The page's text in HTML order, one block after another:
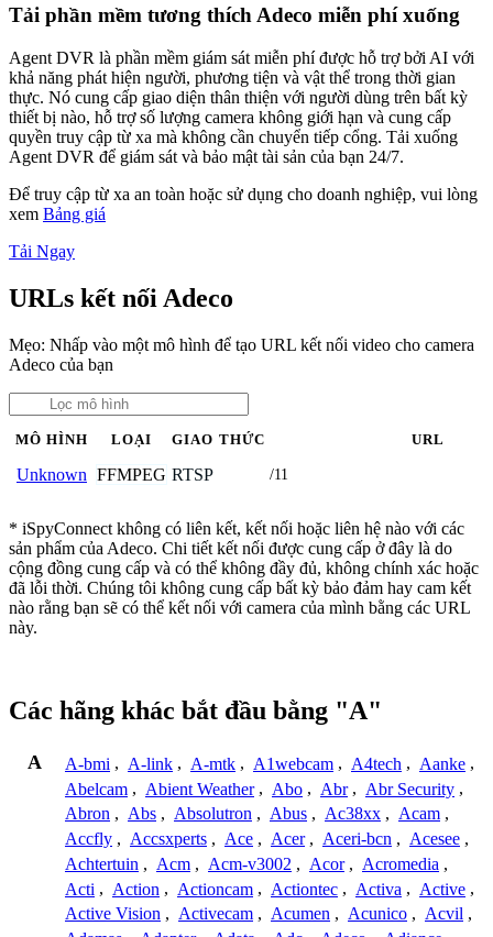
Tải phần mềm tương thích Adeco miễn phí xuống
Agent DVR là phần mềm giám sát miễn phí được hỗ trợ bởi AI với
khả năng phát hiện người, phương tiện và vật thể trong thời gian
thực. Nó cung cấp giao diện thân thiện với người dùng trên bất kỳ
thiết bị nào, hỗ trợ số lượng camera không giới hạn và cung cấp
quyền truy cập từ xa mà không cần chuyển tiếp cổng. Tải xuống
Agent DVR để giám sát và bảo mật tài sản của bạn 24/7.
Để truy cập từ xa an toàn hoặc sử dụng cho doanh nghiệp, vui lòng
xem Bảng giá
Tải Ngay
URLs kết nối Adeco
Mẹo: Nhấp vào một mô hình để tạo URL kết nối video cho camera
Adeco của bạn
MÔ HÌNH LOẠI GIAO THỨC URL
Unknown FFMPEG RTSP /11
* iSpyConnect không có liên kết, kết nối hoặc liên hệ nào với các
sản phẩm của Adeco. Chi tiết kết nối được cung cấp ở đây là do
cộng đồng cung cấp và có thể không đầy đủ, không chính xác hoặc
đã lỗi thời. Chúng tôi không cung cấp bất kỳ bảo đảm hay cam kết
nào rằng bạn sẽ có thể kết nối với camera của mình bằng các URL
này.
Các hãng khác bắt đầu bằng "A"
A A-bmi , A-link , A-mtk , A1webcam , A4tech , Aanke ,
Abelcam , Abient Weather , Abo , Abr , Abr Security ,
Abron , Abs , Absolutron , Abus , Ac38xx , Acam ,
Accfly , Accsxperts , Ace , Acer , Aceri-bcn , Acesee ,
Achtertuin , Acm , Acm-v3002 , Acor , Acromedia ,
Acti , Action , Actioncam , Actiontec , Activa , Active ,
Active Vision , Activecam , Acumen , Acunico , Acvil ,